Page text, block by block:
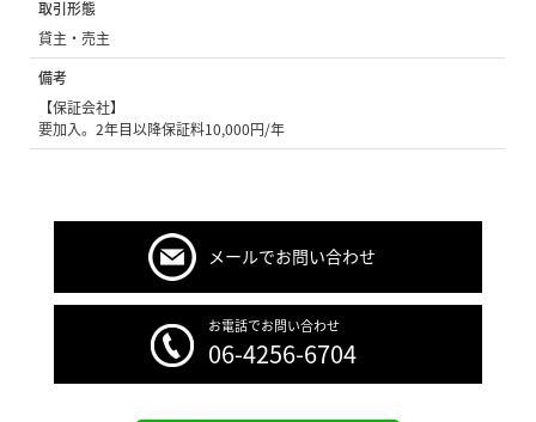
取引形態
貸主・売主
備考
【保証会社】
要加入。2年目以降保証料10,000円/年
メールでお問い合わせ
お電話でお問い合わせ
06-4256-6704